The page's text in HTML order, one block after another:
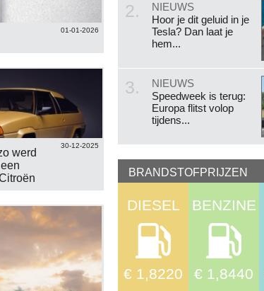
01-01-2026
30-12-2025
werd
2.
NIEUWS
Hoor je dit geluid in je
Tesla? Dan laat je
hem...
3.
NIEUWS
Speedweek is terug:
Europa flitst volop
tijdens...
BRANDSTOFPRIJZEN
DIESEL
€ 1,8220
BENZINE
€ 1,8440